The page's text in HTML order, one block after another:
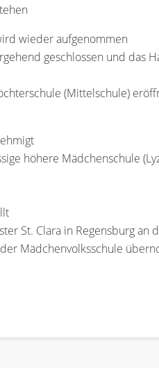
wieder aufgenommen
geschlossen und das
(Mittelschule)
höhere Mädchenschule
St. Clara in Regensburg an
Mädchenvolksschule